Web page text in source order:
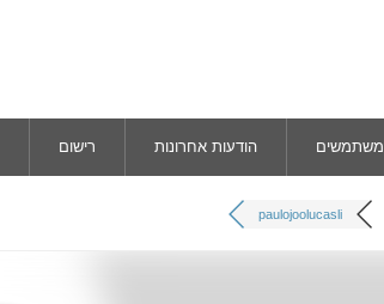
משתמשים הודעות אחרונות רישום
paulojoolucasli